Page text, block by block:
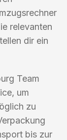
relevanten
dir ein
Team
um
zu
bis zur